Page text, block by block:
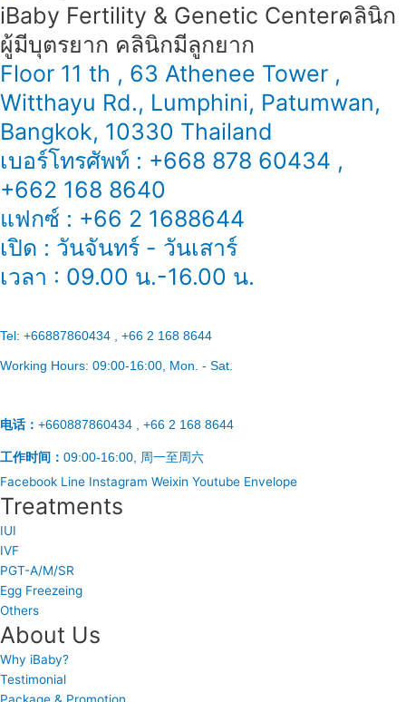
iBaby Fertility & Genetic Center​ คลินิก
ผู้มีบุตรยาก คลินิกมีลูกยาก
Floor 11 th , 63 Athenee Tower ,
Witthayu Rd., Lumphini, Patumwan,
Bangkok, 10330 Thailand
เบอร์โทรศัพท์ : +668 878 60434 ,
+662 168 8640
แฟกซ์ : +66 2 1688644
เปิด : วันจันทร์ - วันเสาร์
เวลา : 09.00 น.-16.00 น.
Tel: +66887860434 , +66 2 168 8644
Working Hours: 09:00-16:00 , Mon. - Sat.
电话： +660887860434 , +66 2 168 8644
工作时间： 09:00-16:00, 周一至周六
Facebook Line Instagram Weixin Youtube Envelope
Treatments
IUI
IVF
PGT-A/M/SR
Egg Freezeing
Others
About Us
Why iBaby?
Testimonial
Package & Promotion